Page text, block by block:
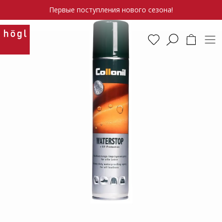
Первые поступления нового сезона!